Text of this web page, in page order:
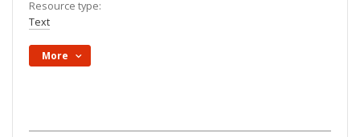
Resource type:
Text
More